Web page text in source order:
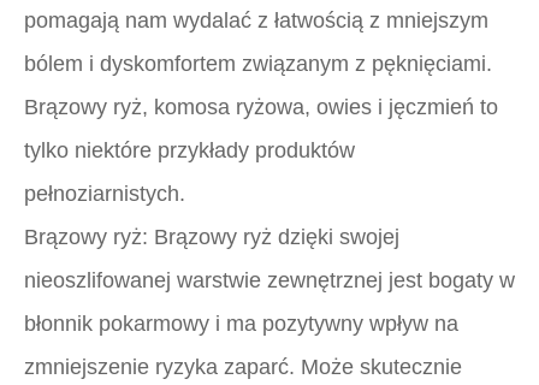
pomagają nam wydalać z łatwością z mniejszym
bólem i dyskomfortem związanym z pęknięciami.
Brązowy ryż, komosa ryżowa, owies i jęczmień to
tylko niektóre przykłady produktów
pełnoziarnistych.
Brązowy ryż: Brązowy ryż dzięki swojej
nieoszlifowanej warstwie zewnętrznej jest bogaty w
błonnik pokarmowy i ma pozytywny wpływ na
zmniejszenie ryzyka zaparć. Może skutecznie